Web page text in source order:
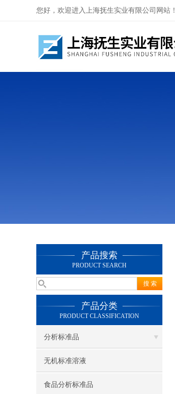
您好，欢迎进入上海抚生实业有限公司网站！
产品搜索
PRODUCT SEARCH
产品分类
PRODUCT CLASSIFICATION
分析标准品
无机标准溶液
食品分析标准品